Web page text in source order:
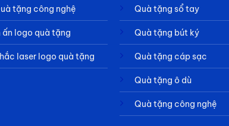
tặng công nghệ
ấn logo quà tặng
laser logo quà tặng
Quà tặng sổ tay
Quà tặng bút ký
Quà tặng cáp sạc
Quà tặng ô dù
Quà tặng công nghệ